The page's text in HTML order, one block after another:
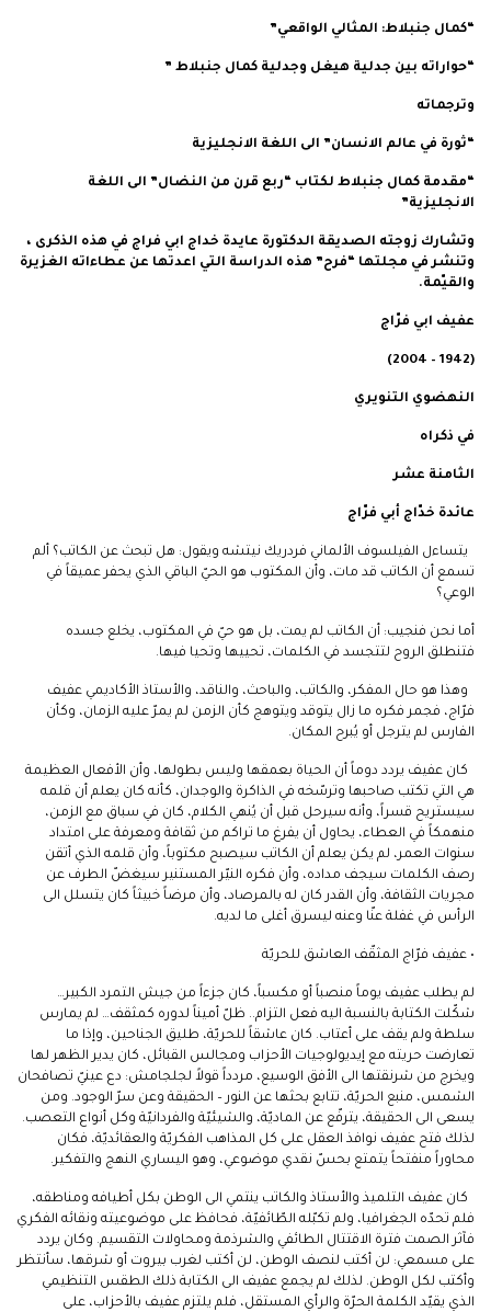
“كمال جنبلاط: المثالي الواقعي”
“حواراته بين جدلية هيغل وجدلية كمال جنبلاط ”
وترجماته
“ثورة في عالم الانسان” الى اللغة الانجليزية
“مقدمة كمال جنبلاط لكتاب “ربع قرن من النضال” الى اللغة
الانجليزية”
وتشارك زوجته الصديقة الدكتورة عايدة خداج ابي فراج في هذه الذكرى ،
وتنشر في مجلتها “فرح” هذه الدراسة التي اعدتها عن عطاءاته الغزيرة
والقيّمة.
عفيف ابي فرّاج
(1942 – 2004)
النهضوي التنويري
في ذكراه
الثامنة عشر
عائدة خدّاج أبي فرّاج
يتساءل الفيلسوف الألماني فردريك نيتشه ويقول: هل تبحث عن الكاتب؟ ألم
تسمع أن الكاتب قد مات، وأن المكتوب هو الحيّ الباقي الذي يحفر عميقاً في
الوعي؟
أما نحن فنجيب: أن الكاتب لم يمت، بل هو حيّ في المكتوب، يخلع جسده
فتنطلق الروح لتتجسد في الكلمات، تحييها وتحيا فيها.
وهذا هو حال المفكر، والكاتب، والباحث، والناقد، والأستاذ الأكاديمي عفيف
فرّاج، فجمر فكره ما زال يتوقد ويتوهج كأن الزمن لم يمرّ عليه الزمان، وكأن
الفارس لم يترجل أو يُبرح المكان.
كان عفيف يردد دوماً أن الحياة بعمقها وليس بطولها، وأن الأفعال العظيمة
هي التي تكتب صاحبها وترسّخه في الذاكرة والوجدان، كأنه كان يعلم أن قلمه
سيستريح قسراً، وأنه سيرحل قبل أن يُنهي الكلام، كان في سباق مع الزمن،
منهمكاً في العطاء، يحاول أن يفرغ ما تراكم من ثقافة ومعرفة على امتداد
سنوات العمر، لم يكن يعلم أن الكاتب سيصبح مكتوباً، وأن قلمه الذي أتقن
رصف الكلمات سيجف مداده، وأن فكره النيّر المستنير سيغضّ الطرف عن
مجريات الثقافة، وأن القدر كان له بالمرصاد، وأن مرضاً خبيثاً كان يتسلل الى
الرأس في غفلة عنّا وعنه ليسرق أغلى ما لديه.
• عفيف فرّاج المثقّف العاشق للحريّة
لم يطلب عفيف يوماً منصباً أو مكسباً، كان جزءاً من جيش التمرد الكبير…
شكّلت الكتابة بالنسبة اليه فعل التزام.. ظلّ أميناً لدوره كمثقف… لم يمارس
سلطة ولم يقف على أعتاب. كان عاشقاً للحريّة، طليق الجناحين، وإذا ما
تعارضت حريته مع إيديولوجيات الأحزاب ومجالس القبائل، كان يدير الظهر لها
ويخرج من شرنقتها الى الأفق الوسيع، مردداً قولاً لجلجامش: دع عينيّ تصافحان
الشمس، منبع الحريّة، تتابع بحثها عن النور – الحقيقة وعن سرّ الوجود. ومن
يسعى الى الحقيقة، يترفّع عن الماديّة، والشيئيّة والفردانيّة وكل أنواع التعصب.
لذلك فتح عفيف نوافذ العقل على كل المذاهب الفكريّة والعقائديّة، فكان
محاوراً منفتحاً يتمتع بحسّ نقدي موضوعي، وهو اليساري النهج والتفكير.
كان عفيف التلميذ والأستاذ والكاتب ينتمي الى الوطن بكل أطيافه ومناطقه،
فلم تحدّه الجغرافيا، ولم تكبّله الطّائفيّة، فحافظ على موضوعيته ونقائه الفكري
فآثر الصمت فترة الاقتتال الطائفي والشرذمة ومحاولات التقسيم. وكان يردد
على مسمعي: لن أكتب لنصف الوطن، لن أكتب لغرب بيروت أو شرقها، سأنتظر
وأكتب لكل الوطن. لذلك لم يجمع عفيف الى الكتابة ذلك الطقس التنظيمي
الذي يقيّد الكلمة الحرّة والرأي المستقل، فلم يلتزم عفيف بالأحزاب، على